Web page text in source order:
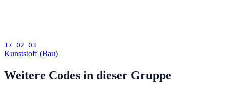
17 02 03
Kunststoff (Bau)
Weitere Codes in dieser Gruppe